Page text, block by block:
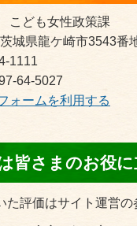
こども女性政策課
城県龍ケ崎市3543番
1111
64-5027
ォームを利用する
皆さまのお役
た評価はサイト運営の